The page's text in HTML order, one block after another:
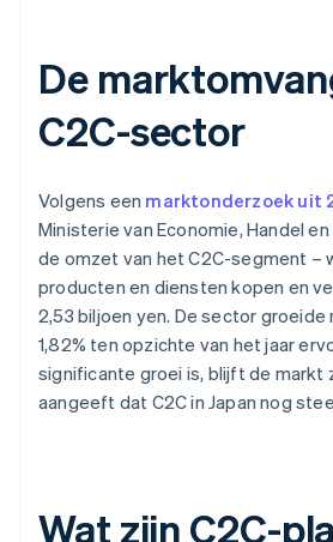
De
C2C-sector
Volgens een marktonderzoek uit
Ministerie van Economie, Handel
de omzet van het C2C-segment –
producten en diensten kopen en
2,53 biljoen yen. De sector
1,82% ten opzichte van het jaar
significante groei is, blijft de markt
aangeeft dat C2C in Japan nog
Wat zijn C2C-